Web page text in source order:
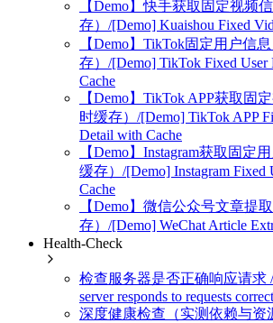
【Demo】快手获取固定视频
存）/[Demo] Kuaishou Fixed
【Demo】TikTok固定用户信
存）/[Demo] TikTok Fixed User
Cache
【Demo】TikTok APP获取固
时缓存）/[Demo] TikTok APP
Detail with Cache
【Demo】Instagram获取固定
缓存）/[Demo] Instagram Fixed
Cache
【Demo】微信公众号文章提
存）/[Demo] WeChat Article
Health-Check
检查服务器是否正确响应请求
server responds to requests
深度健康检查（实测依赖与资